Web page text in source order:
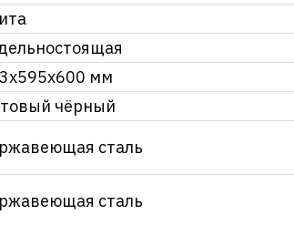
мм
чёрный
сталь
сталь